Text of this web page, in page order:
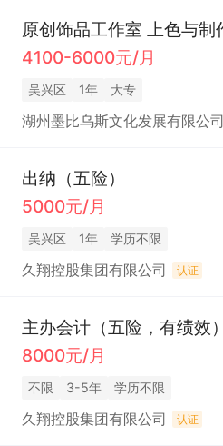
4100-6000元/月
吴兴区 1年 大专
湖州墨比乌斯文化发展有限公司
出纳（五险）
5000元/月
吴兴区 1年 学历不限
久翔控股集团有限公司 认证
主办会计（五险，有绩效）
8000元/月
不限 3-5年 学历不限
久翔控股集团有限公司 认证